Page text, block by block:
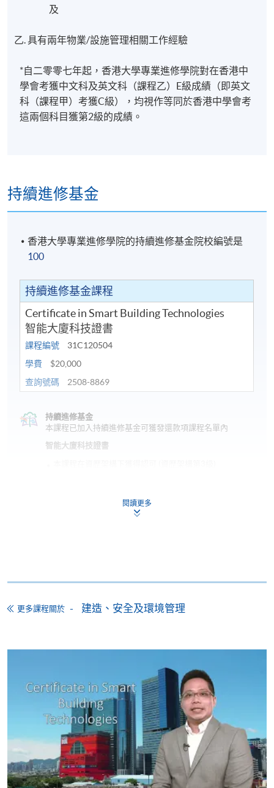
管理需求，例如人流統計；電子標籤
制
大廈安全，例如電子門禁；電子門鎖；電子證據；智
慧地毯
發展使用大數據分析的操作指南，以應用於物業和設
學科單元目標
識、技能和技巧，以提高物業和設施管理中的工作效
率，改善用戶的生活質素和核心業務的生產力。
學科單元大綱
各種智能大廈科技在物業和設施管理中的適用性
系統需求，包括網絡連接
服務自動化
智能能源管理系統
訪客統計
泊車引導
中央警報管理
管理智能大廈所需的專業知識和技術
在物業和設施管理中採用智能大廈技術的關鍵成功因
素
報名代碼 2460-HB041A
及
乙. 具有兩年物業/設施管理相關工作經驗
*自二零零七年起，香港大學專業進修學院對在香港中
學會考獲中文科及英文科（課程乙）E級成績（即英文
科（課程甲）考獲C級），均視作等同於香港中學會考
這兩個科目獲第2級的成績。
持續進修基金
香港大學專業進修學院的持續進修基金院校編號是
100
持續進修基金課程
Certificate in Smart Building Technologies
智能大廈科技證書
課程編號
31C120504
學費
$20,000
查詢號碼
2508-8869
持續進修基金
本課程已加入持續進修基金可獲發還款項課程名單內
智能大廈科技證書
網上報名 立即報名
網上報名服務
香港大學專業進修學院提供24小時網上報名及繳費服
務，申請人可通過網上申請個別學歷頒授課程和報讀
大部份公開招生的課程(以先到先得形式報名的課程)。
申請人可在網上使用「繳費靈」(PPS) (不適用於手
機)、VISA 或 Mastercard。除上述支付方式之外，如就
讀學歷頒授課程設有網上服務，在學學員亦可以「微
閱讀更多
更多課程關於 建造、安全及環境管理